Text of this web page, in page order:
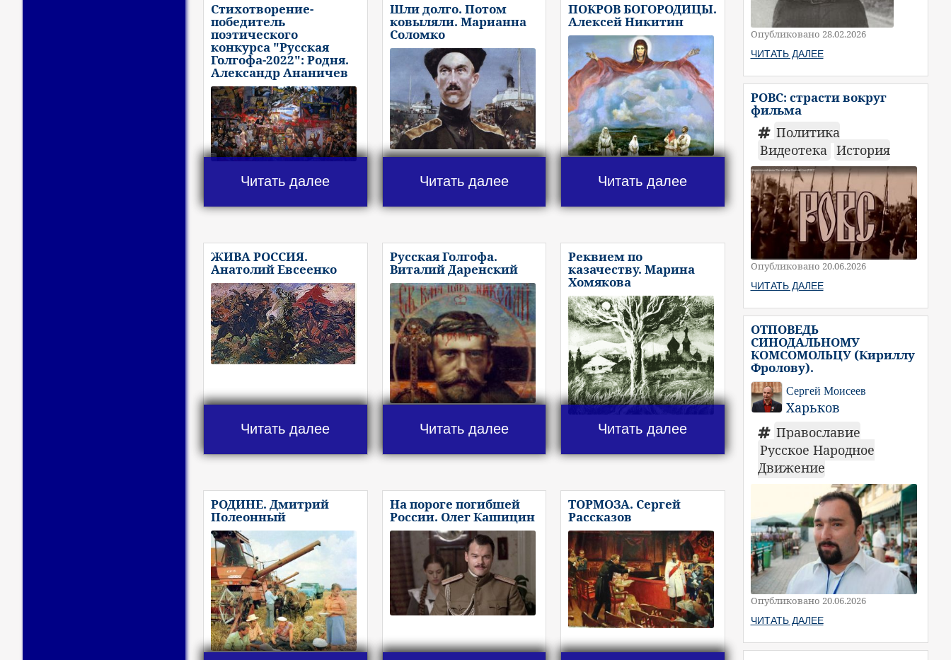
Стихотворение-
победитель
поэтического
конкурса "Русская
Голгофа-2022": Родня.
Александр Ананичев
Читать далее
Шли долго. Потом
ковыляли. Марианна
Соломко
Читать далее
ПОКРОВ БОГОРОДИЦЫ.
Алексей Никитин
Читать далее
ЖИВА РОССИЯ.
Анатолий Евсеенко
Читать далее
Русская Голгофа.
Виталий Даренский
Читать далее
Реквием по
казачеству. Марина
Хомякова
Читать далее
РОДИНЕ. Дмитрий
Полеонный
На пороге погибшей
России. Олег Кашицин
ТОРМОЗА. Сергей
Рассказов
Опубликовано 28.02.2026
ЧИТАТЬ ДАЛЕЕ
РОВС: страсти вокруг
фильма
Политика
Видеотека История
Опубликовано 20.06.2026
ЧИТАТЬ ДАЛЕЕ
ОТПОВЕДЬ
СИНОДАЛЬНОМУ
КОМСОМОЛЬЦУ (Кириллу
Фролову).
Сергей Моисеев
Харьков
Православие
Русское Народное
Движение
Опубликовано 20.06.2026
ЧИТАТЬ ДАЛЕЕ